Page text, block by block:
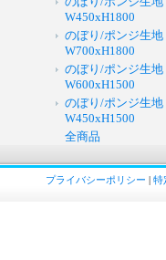
W450xH1800
のぼり/ポンジ生
W700xH1800
のぼり/ポンジ生
W600xH1500
のぼり/ポンジ生
W450xH1500
全商品
プライバシーポリシー | 特